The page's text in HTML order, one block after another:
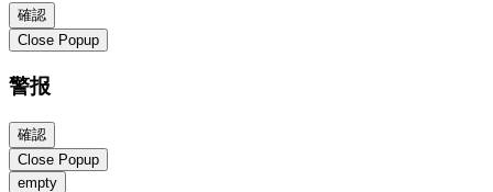
確認
Close Popup
警报
確認
Close Popup
empty